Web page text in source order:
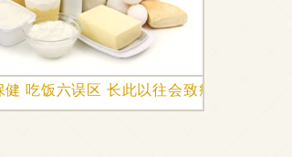
健 吃饭六误区 长此以往会致癌